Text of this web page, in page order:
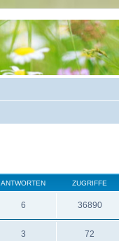
ANTWORTEN ZUGRIFFE
6 36890
3 72